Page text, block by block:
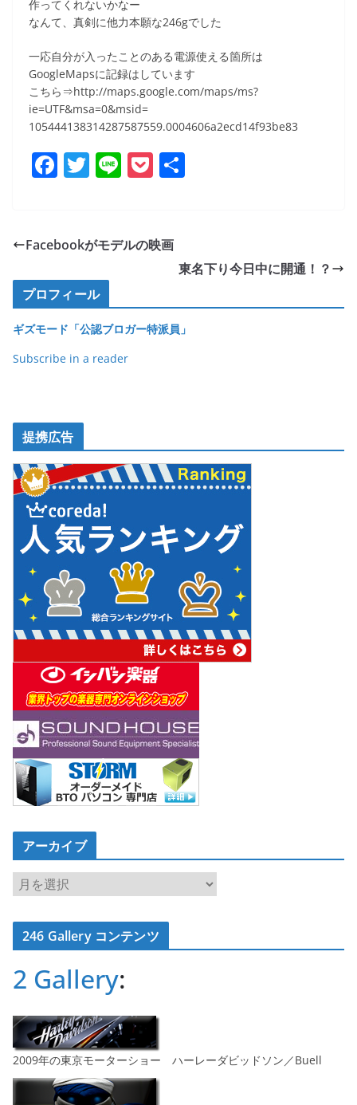
作ってくれないかなー
なんて、真剣に他力本願な246gでした
一応自分が入ったことのある電源使える箇所は
GoogleMapsに記録はしています
こちら⇒http://maps.google.com/maps/ms?
ie=UTF&msa=0&msid=
105444138314287587559.0004606a2ecd14f93be83
F
e
o
o
k
T
er
Li P
et
Facebookがモデルの映画
東名下り今日中に開通！？
プロフィール
ギズモード「公認ブロガー特派員」
Subscribe in a reader
提携広告
アーカイブ
ア
ー
カ
イ246 Gallery コンテンツ
2 Gallery:
2009年の東京モーターショー ハーレーダビッドソン／Buell